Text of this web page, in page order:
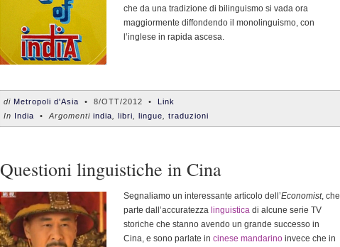
che da una tradizione di bilinguismo si vada ora
maggiormente diffondendo il monolinguismo, con
l’inglese in rapida ascesa.
di Metropoli d'Asia • 8/OTT/2012 • Link
In India • Argomenti india libri lingue traduzioni
Questioni linguistiche in Cina
Segnaliamo un interessante articolo dell’Economist, che
parte dall’accuratezza linguistica di alcune serie TV
storiche che stanno avendo un grande successo in
Cina, e sono parlate in cinese mandarino invece che in